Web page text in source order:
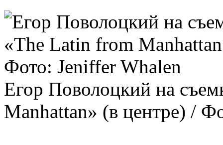
Егор Поволоцкий на
Manhattan» (в центре) /